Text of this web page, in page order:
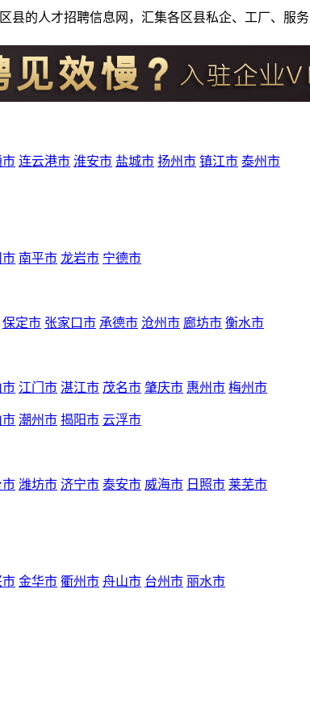
县的人才招聘信息网，汇集各区县私企、工厂、
市 连云港市 淮安市 盐城市 扬州市 镇江市 泰州市
市 南平市 龙岩市 宁德市
保定市 张家口市 承德市 沧州市 廊坊市 衡水市
市 江门市 湛江市 茂名市 肇庆市 惠州市 梅州市
市 潮州市 揭阳市 云浮市
市 潍坊市 济宁市 泰安市 威海市 日照市 莱芜市
市 金华市 衢州市 舟山市 台州市 丽水市